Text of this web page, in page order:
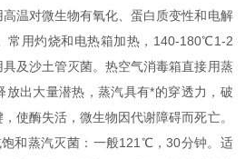
对微生物有氧化、蛋白质变性和电解
常用灼烧和电热箱加热，140-180℃1-2
及沙土管灭菌。热空气消毒箱直接用蒸
放出大量潜热，蒸汽具有*的穿透力，破
使酶失活，微生物因代谢障碍而死亡。
和蒸汽灭菌：一般121℃，30分钟。适